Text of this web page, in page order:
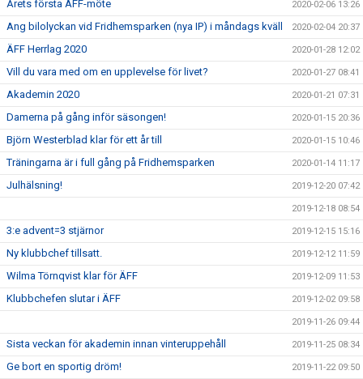
Årets första ÄFF-möte 2020-02-06 13:26
Ang bilolyckan vid Fridhemsparken (nya IP) i måndags kväll 2020-02-04 20:37
ÄFF Herrlag 2020 2020-01-28 12:02
Vill du vara med om en upplevelse för livet? 2020-01-27 08:41
Akademin 2020 2020-01-21 07:31
Damerna på gång inför säsongen! 2020-01-15 20:36
Björn Westerblad klar för ett år till 2020-01-15 10:46
Träningarna är i full gång på Fridhemsparken 2020-01-14 11:17
Julhälsning! 2019-12-20 07:42
2019-12-18 08:54
3:e advent=3 stjärnor 2019-12-15 15:16
Ny klubbchef tillsatt. 2019-12-12 11:59
Wilma Törnqvist klar för ÄFF 2019-12-09 11:53
Klubbchefen slutar i ÄFF 2019-12-02 09:58
2019-11-26 09:44
Sista veckan för akademin innan vinteruppehåll 2019-11-25 08:34
Ge bort en sportig dröm! 2019-11-22 09:50